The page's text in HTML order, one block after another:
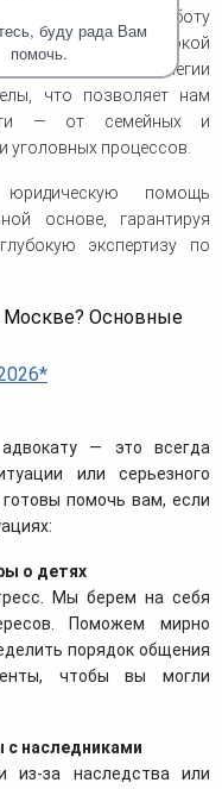
буду рада Вам
помочь.
Миграционное право
Недвижимость
Неимущественные права
Оспаривание сделок
Споры по строительному
Страховые споры
Таможенный адвокат
Уголовные споры
Урегулирование споров в
досудебном порядке
Конституционный Суд РФ
году мы строим работу
и высокой
структура коллегии
что позволяет нам
— от семейных и
уголовных процессов.
помощь
основе, гарантируя
экспертизу по
Москве? Основные
— это всегда
или серьезного
помочь вам, если
о детях
Мы берем на себя
Поможем мирно
порядок общения
чтобы вы могли
с наследниками
из-за наследства или